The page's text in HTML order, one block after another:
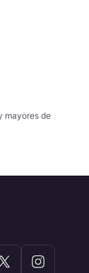
mayores de